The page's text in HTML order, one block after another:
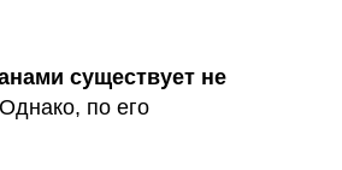
существует не
по его